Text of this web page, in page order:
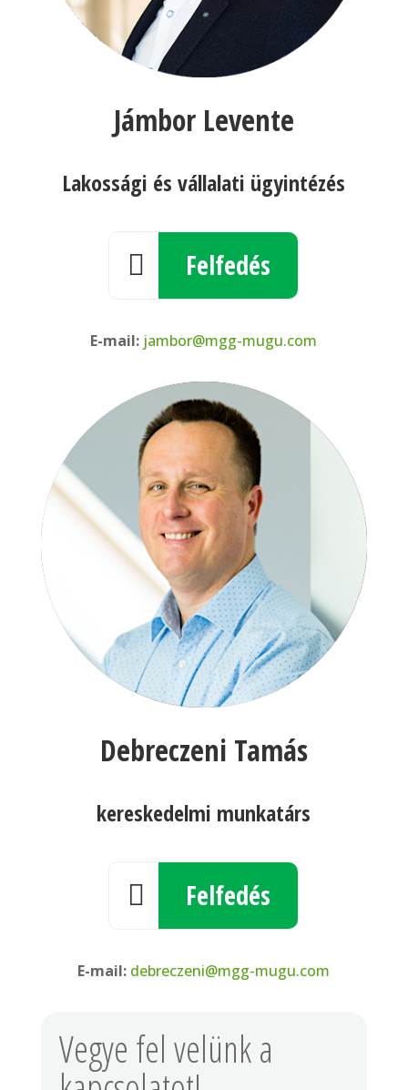
Jámbor Levente
Lakossági és vállalati ügyintézés
 Felfedés
E-mail: jambor@mgg-mugu.com
Debreczeni Tamás
kereskedelmi munkatárs
 Felfedés
E-mail: debreczeni@mgg-mugu.com
Vegye fel velünk a